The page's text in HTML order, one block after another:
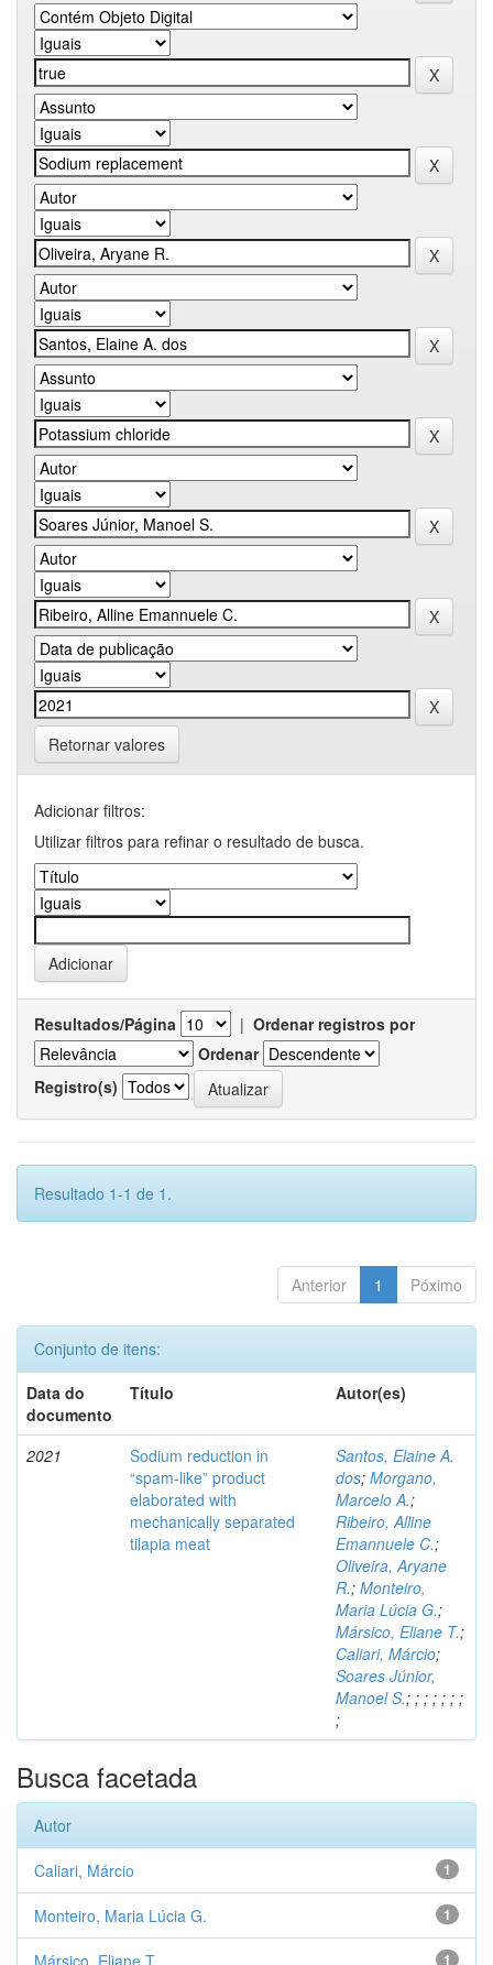
Retornar valores
Adicionar filtros:
Utilizar filtros para refinar o resultado de busca.
Resultados/Página | Ordenar registros por
Ordenar
Registro(s)
Resultado 1-1 de 1.
Anterior 1 Póximo
Conjunto de itens:
Data do
documento
Título Autor(es)
2021
Sodium reduction in
“spam-like” product
elaborated with
mechanically separated
tilapia meat
Santos, Elaine A.
dos; Morgano,
Marcelo A.;
Ribeiro, Alline
Emannuele C.;
Oliveira, Aryane
R.; Monteiro,
Maria Lúcia G.;
Mársico, Eliane T.;
Caliari, Márcio;
Soares Júnior,
Manoel S.; ; ; ; ; ; ;
;
Busca facetada
Autor
1
Caliari, Márcio
1
Monteiro, Maria Lúcia G.
1